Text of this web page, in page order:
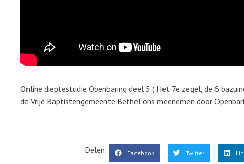
Online dieptestudie Openbaring deel 5 ( Het 7e zegel, de 6
de Vrije Baptistengemeente Bethel ons meenemen door
Delen: Facebook Twitter